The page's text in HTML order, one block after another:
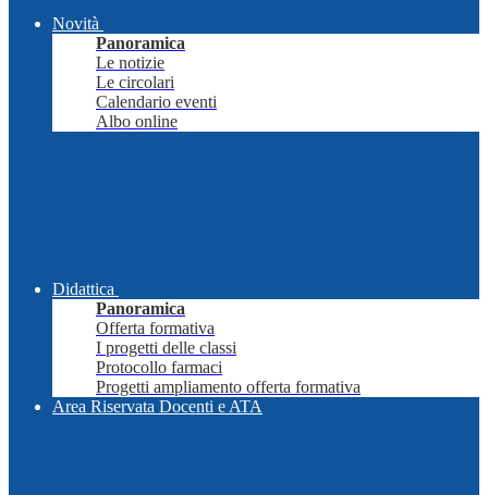
Novità
Panoramica
Le notizie
Le circolari
Calendario eventi
Albo online
Didattica
Panoramica
Offerta formativa
I progetti delle classi
Protocollo farmaci
Progetti ampliamento offerta formativa
Area Riservata Docenti e ATA